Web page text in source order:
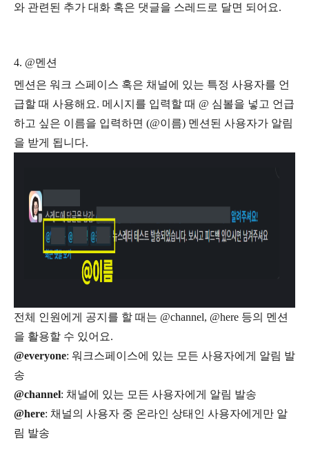
와 관련된 추가 대화 혹은 댓글을 스레드로 달면 되어요.
4. @멘션
멘션은 워크 스페이스 혹은 채널에 있는 특정 사용자를 언
급할 때 사용해요. 메시지를 입력할 때 @ 심볼을 넣고 언급
하고 싶은 이름을 입력하면 (@이름) 멘션된 사용자가 알림
을 받게 됩니다.
전체 인원에게 공지를 할 때는 @channel, @here 등의 멘션
을 활용할 수 있어요.
@everyone: 워크스페이스에 있는 모든 사용자에게 알림 발
송
@channel: 채널에 있는 모든 사용자에게 알림 발송
@here: 채널의 사용자 중 온라인 상태인 사용자에게만 알
림 발송